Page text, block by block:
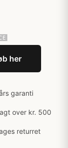
her
garanti
over kr. 500
returret